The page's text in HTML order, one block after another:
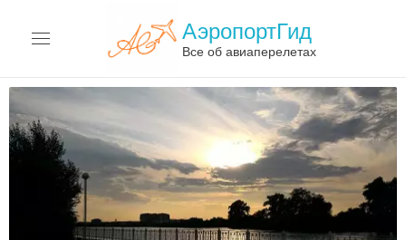
АэропортГид
Все об авиаперелетах
АЭРОПОРТЫ
АВИАКОМПАНИИ
ПЕРЕЛЁТЫ
АВИАЦИЯ